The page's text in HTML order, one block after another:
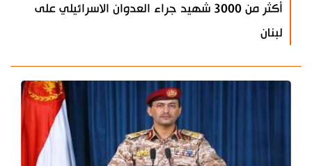
أكثر من 3000 شهيد جراء العدوان الاسرائيلي على
لبنان